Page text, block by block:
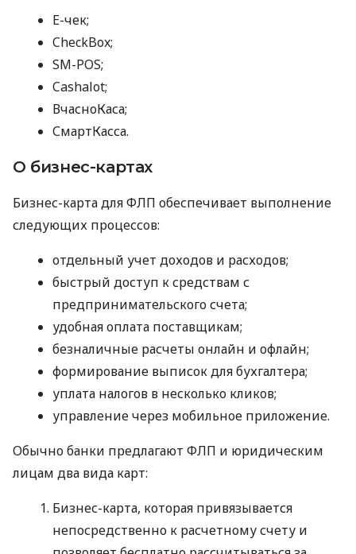
E-чек;
CheckBox;
SM-POS;
Cashalot;
ВчасноКаса;
СмартКасса.
О бизнес-картах
Бизнес-карта для ФЛП обеспечивает выполнение
следующих процессов:
отдельный учет доходов и расходов;
быстрый доступ к средствам с
предпринимательского счета;
удобная оплата поставщикам;
безналичные расчеты онлайн и офлайн;
формирование выписок для бухгалтера;
уплата налогов в несколько кликов;
управление через мобильное приложение.
Обычно банки предлагают ФЛП и юридическим
лицам два вида карт:
Бизнес-карта, которая привязывается
непосредственно к расчетному счету и